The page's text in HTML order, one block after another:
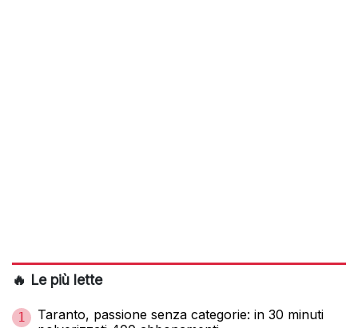
🔥 Le più lette
1
Taranto, passione senza categorie: in 30 minuti